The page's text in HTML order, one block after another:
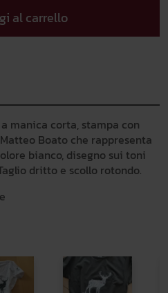
al carrello
manica corta, stampa con
Boato che rappresenta
bianco, disegno sui toni
dritto e scollo rotondo.